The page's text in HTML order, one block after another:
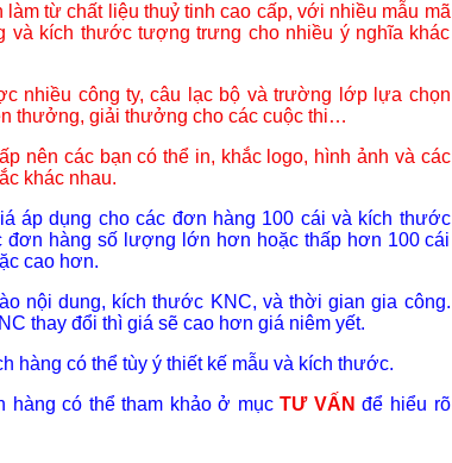
từ chất liệu thuỷ tinh cao cấp, với nhiều mẫu mã
và kích thước tượng trưng cho nhiều ý nghĩa khác
nhiều công ty, câu lạc bộ và trường lớp lựa chọn
thưởng, giải thưởng cho các cuộc thi…
nên các bạn có thể in, khắc logo, hình ảnh và các
khác nhau.
áp dụng cho các đơn hàng 100 cái và kích thước
đơn hàng số lượng lớn hơn hoặc thấp hơn 100 cái
cao hơn.
nội dung, kích thước KNC, và thời gian gia công.
thay đổi thì giá sẽ cao hơn giá niêm yết.
hàng có thể tùy ý thiết kế mẫu và kích thước.
hàng có thể tham khảo ở mụcTƯ VẤN để hiểu rõ